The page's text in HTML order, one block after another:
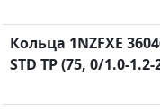
[1]
[59]
Кольца 1NZFXE
STD TP (75, 0/1.0-1.2-